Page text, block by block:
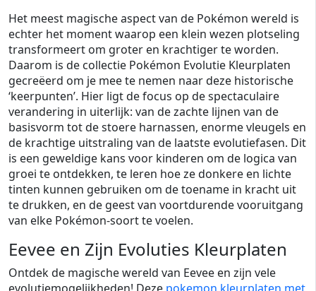
Het meest magische aspect van de Pokémon wereld is
echter het moment waarop een klein wezen plotseling
transformeert om groter en krachtiger te worden.
Daarom is de collectie Pokémon Evolutie Kleurplaten
gecreëerd om je mee te nemen naar deze historische
‘keerpunten’. Hier ligt de focus op de spectaculaire
verandering in uiterlijk: van de zachte lijnen van de
basisvorm tot de stoere harnassen, enorme vleugels en
de krachtige uitstraling van de laatste evolutiefasen. Dit
is een geweldige kans voor kinderen om de logica van
groei te ontdekken, te leren hoe ze donkere en lichte
tinten kunnen gebruiken om de toename in kracht uit
te drukken, en de geest van voortdurende vooruitgang
van elke Pokémon-soort te voelen.
Eevee en Zijn Evoluties Kleurplaten
Ontdek de magische wereld van Eevee en zijn vele